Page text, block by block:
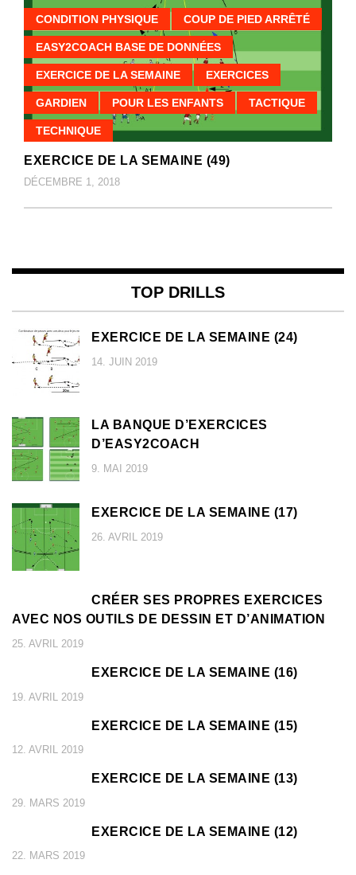
CONDITION PHYSIQUE COUP DE PIED ARRÊTÉ
EASY2COACH BASE DE DONNÉES
EXERCICE DE LA SEMAINE EXERCICES
GARDIEN POUR LES ENFANTS TACTIQUE
TECHNIQUE
EXERCICE DE LA SEMAINE (49)
DÉCEMBRE 1, 2018
TOP DRILLS
EXERCICE DE LA SEMAINE (24)
14. JUIN 2019
LA BANQUE D’EXERCICES
D’EASY2COACH
9. MAI 2019
EXERCICE DE LA SEMAINE (17)
26. AVRIL 2019
CRÉER SES PROPRES EXERCICES
AVEC NOS OUTILS DE DESSIN ET D’ANIMATION
25. AVRIL 2019
EXERCICE DE LA SEMAINE (16)
19. AVRIL 2019
EXERCICE DE LA SEMAINE (15)
12. AVRIL 2019
EXERCICE DE LA SEMAINE (13)
29. MARS 2019
EXERCICE DE LA SEMAINE (12)
22. MARS 2019